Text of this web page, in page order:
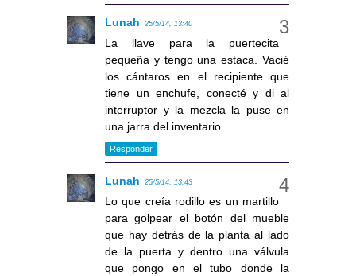
Lunah 25/5/14, 13:40
La llave para la puertecita
pequeña y tengo una estaca. Vacié
los cántaros en el recipiente que
tiene un enchufe, conecté y di al
interruptor y la mezcla la puse en
una jarra del inventario. .
Responder
Lunah 25/5/14, 13:43
Lo que creía rodillo es un martillo
para golpear el botón del mueble
que hay detrás de la planta al lado
de la puerta y dentro una válvula
que pongo en el tubo donde la